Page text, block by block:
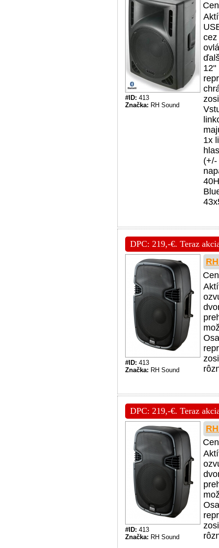
#ID: 413
Značka: RH Sound
cez
12"
1x
DPC: 219,-€. Teraz
#ID: 413
Značka: RH Sound
DPC: 219,-€. Teraz
#ID: 413
Značka: RH Sound